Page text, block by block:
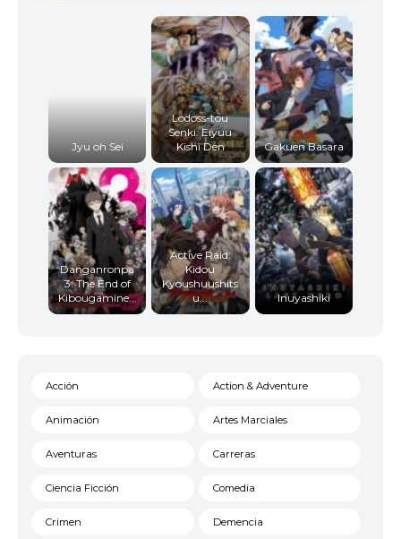
Jyu oh Sei
Lodoss-tou
Senki: Eiyuu
Kishi Den
Gakuen Basara
Danganronpa
3: The End of
Kibougamine...
Active Raid:
Kidou
Kyoushuushits
u...
Inuyashiki
Acción Action & Adventure
Animación Artes Marciales
Aventuras Carreras
Ciencia Ficción Comedia
Crimen Demencia